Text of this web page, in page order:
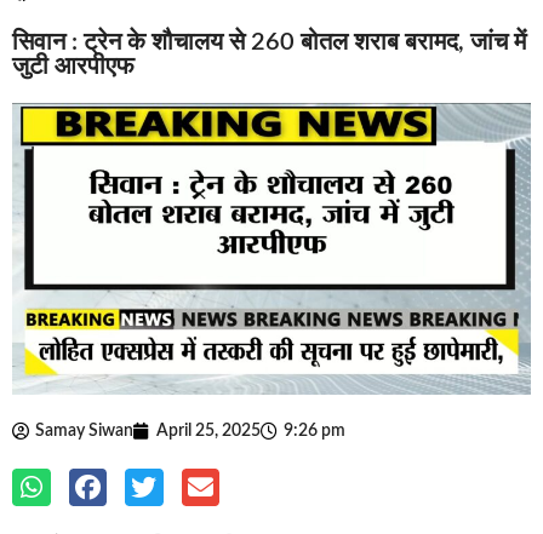
सिवान : ट्रेन के शौचालय से 260 बोतल शराब बरामद, जांच में
जुटी आरपीएफ
Samay Siwan April 25, 2025 9:26 pm